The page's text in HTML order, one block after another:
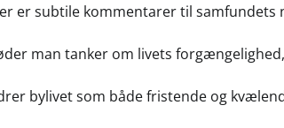
er subtile kommentarer til
man tanker om livets
bylivet som både fristende og